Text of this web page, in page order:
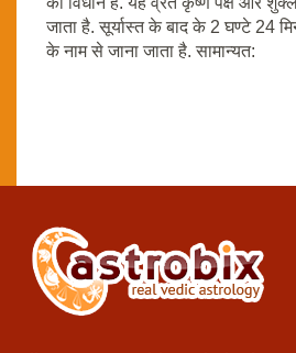
जाता है. सूर्यास्त के बाद के 2 घण्टे 24
के नाम से जाना जाता है. सामान्यत: